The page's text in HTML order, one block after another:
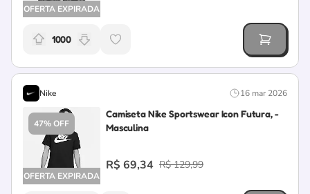
OFERTA EXPIRADA
Relevância da oferta: 1000 pontos
1000
16 mar 2026
Nike
47% OFF
OFERTA EXPIRADA
Camiseta Nike Sportswear Icon Futura, -
Masculina
R$ 69,34 R$ 129,99